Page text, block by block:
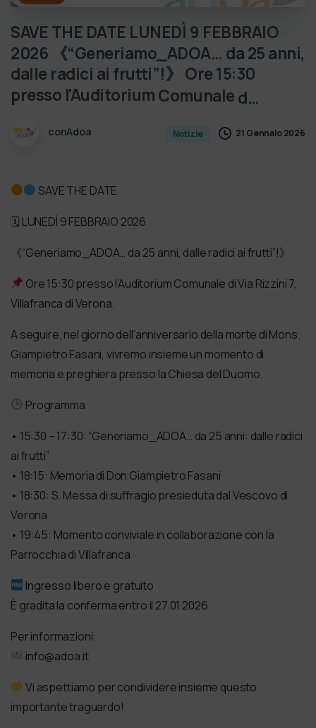
SAVETHE DATE LUNEDÌ 9 FEBBRAIO
2026 《“Generiamo_ADOA… da25anni,
dalle radici ai frutti”!》 Ore15:30
presso l'AuditoriumComunaled…
conAdoa Notizie 21 Gennaio 2026
SAVE THE DATE
🗓 LUNEDÌ 9 FEBBRAIO 2026
《“Generiamo_ADOA… da 25 anni, dalle radici ai frutti”!》
Ore 15:30 presso l’Auditorium Comunale di Via Rizzini 7,
Villafranca di Verona.
A seguire, nel giorno dell’anniversario della morte di Mons.
Giampietro Fasani, vivremo insieme un momento di
memoria e preghiera presso la Chiesa del Duomo.
Programma
• 15:30 – 17:30: “Generiamo_ADOA… da 25 anni: dalle radici
ai frutti”
• 18:15: Memoria di Don Giampietro Fasani
• 18:30: S. Messa di suffragio presieduta dal Vescovo di
Verona
• 19:45: Momento conviviale in collaborazione con la
Parrocchia di Villafranca
Ingresso libero e gratuito
È gradita la conferma entro il 27.01.2026
Per informazioni:
info@adoa.it
Vi aspettiamo per condividere insieme questo
importante traguardo!